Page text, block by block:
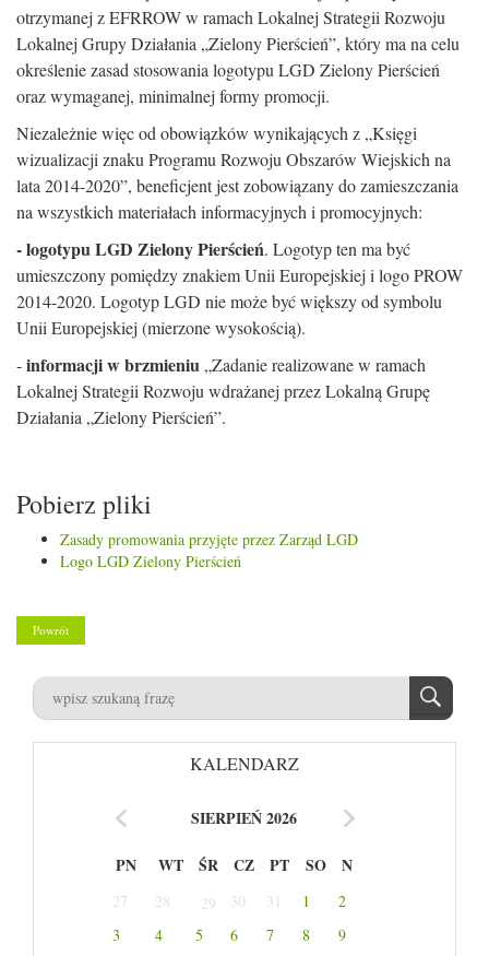
otrzymanej z EFRROW w ramach Lokalnej Strategii Rozwoju
Lokalnej Grupy Działania „Zielony Pierścień”, który ma na celu
określenie zasad stosowania logotypu LGD Zielony Pierścień
oraz wymaganej, minimalnej formy promocji.
Niezależnie więc od obowiązków wynikających z „Księgi
wizualizacji znaku Programu Rozwoju Obszarów Wiejskich na
lata 2014-2020”, beneficjent jest zobowiązany do zamieszczania
na wszystkich materiałach informacyjnych i promocyjnych:
- logotypu LGD Zielony Pierścień. Logotyp ten ma być
umieszczony pomiędzy znakiem Unii Europejskiej i logo PROW
2014-2020. Logotyp LGD nie może być większy od symbolu
Unii Europejskiej (mierzone wysokością).
-informacji w brzmieniu „Zadanie realizowane w ramach
Lokalnej Strategii Rozwoju wdrażanej przez Lokalną Grupę
Działania „Zielony Pierścień”.
Pobierz pliki
Zasady promowania przyjęte przez Zarząd LGD
Logo LGD Zielony Pierścień
Powrót
KALENDARZ
SIERPIEŃ 2026
PN WT ŚR CZ PT SO N
27 28 29 30 31 1
2
3
4 5 6 7 8 9